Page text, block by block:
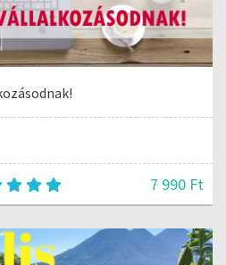
7 990 Ft